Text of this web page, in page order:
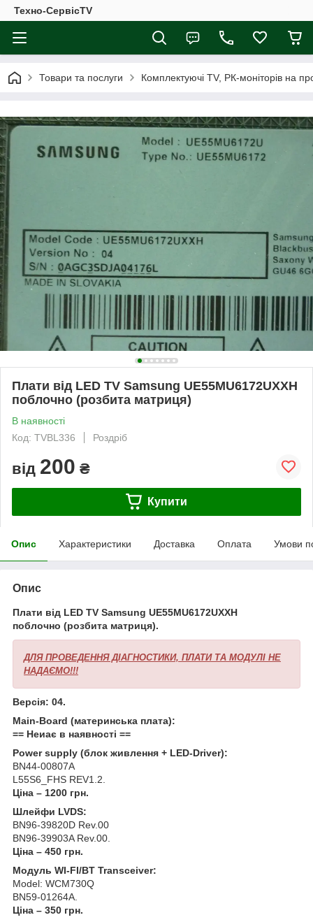
Техно-СервісTV
Товари та послуги Комплектуючі ТV, РК-моніторів на
Плати від LED TV Samsung UE55MU6172UXXH
поблочно (розбита матриця)
В наявності
Код: TVBL336
Роздріб
від 200 ₴
Купити
Опис Характеристики Доставка Оплата Умови
Опис
Плати від LED TV Samsung UE55MU6172UXXH
поблочно (розбита матриця).
ДЛЯ ПРОВЕДЕННЯ ДІАГНОСТИКИ, ПЛАТИ ТА МОДУЛІ НЕ
НАДАЄМО!!!
Версія: 04.
Main-Board (материнська плата):
== Неиає в наявності ==
Power supply (блок живлення + LED-Driver):
BN44-00807A
L55S6_FHS REV1.2.
Ціна – 1200 грн.
Шлейфи LVDS:
BN96-39820D Rev.00
BN96-39903A Rev.00.
Ціна – 450 грн.
Модуль WI-FI/BT Transceiver:
Model: WCM730Q
BN59-01264A.
Ціна – 350 грн.